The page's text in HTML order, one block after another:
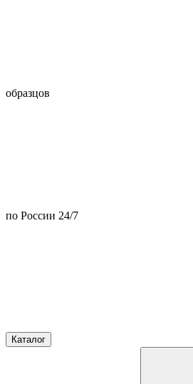
образцов
по России 24/7
Каталог